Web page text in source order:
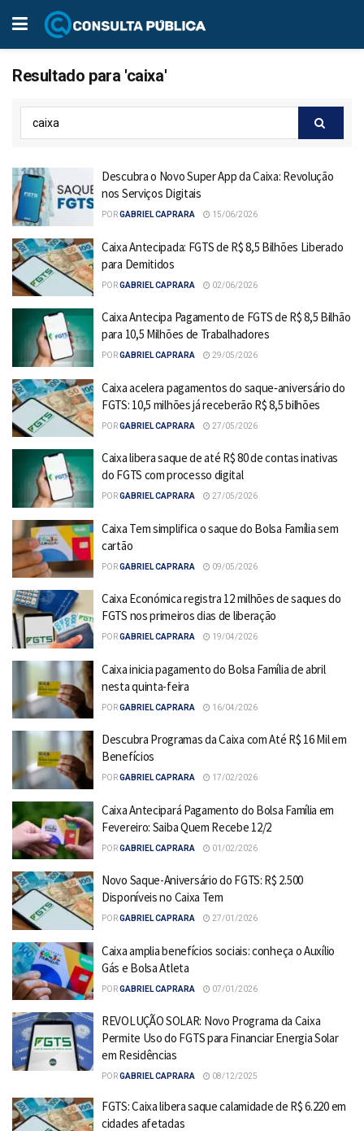
Resultado para 'caixa'
Descubra o Novo Super App da Caixa: Revolução
nos Serviços Digitais
PORGABRIEL CAPRARA 15/06/2026
Caixa Antecipada: FGTS de R$ 8,5 Bilhões Liberado
para Demitidos
PORGABRIEL CAPRARA 02/06/2026
Caixa Antecipa Pagamento de FGTS de R$ 8,5 Bilhão
para 10,5 Milhões de Trabalhadores
PORGABRIEL CAPRARA 29/05/2026
Caixa acelera pagamentos do saque‑aniversário do
FGTS: 10,5 milhões já receberão R$ 8,5 bilhões
PORGABRIEL CAPRARA 27/05/2026
Caixa libera saque de até R$ 80 de contas inativas
do FGTS com processo digital
PORGABRIEL CAPRARA 27/05/2026
Caixa Tem simplifica o saque do Bolsa Família sem
cartão
PORGABRIEL CAPRARA 09/05/2026
Caixa Económica registra 12 milhões de saques do
FGTS nos primeiros dias de liberação
PORGABRIEL CAPRARA 19/04/2026
Caixa inicia pagamento do Bolsa Família de abril
nesta quinta-feira
PORGABRIEL CAPRARA 16/04/2026
Descubra Programas da Caixa com Até R$ 16 Mil em
Benefícios
PORGABRIEL CAPRARA 17/02/2026
Caixa Antecipará Pagamento do Bolsa Família em
Fevereiro: Saiba Quem Recebe 12/2
PORGABRIEL CAPRARA 01/02/2026
Novo Saque-Aniversário do FGTS: R$ 2.500
Disponíveis no Caixa Tem
PORGABRIEL CAPRARA 27/01/2026
Caixa amplia benefícios sociais: conheça o Auxílio
Gás e Bolsa Atleta
PORGABRIEL CAPRARA 07/01/2026
REVOLUÇÃO SOLAR: Novo Programa da Caixa
Permite Uso do FGTS para Financiar Energia Solar
em Residências
PORGABRIEL CAPRARA 08/12/2025
FGTS: Caixa libera saque calamidade de R$ 6.220 em
cidades afetadas